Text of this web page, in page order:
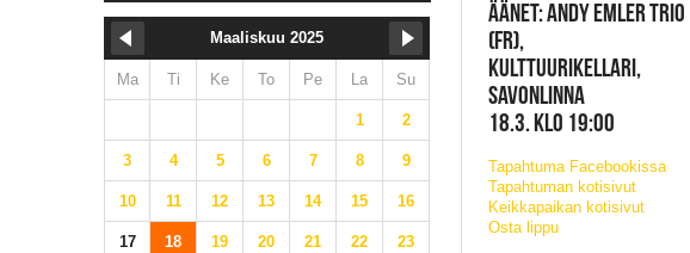
ÄÄNET: ANDY EMLER TRIO
(FR),
KULTTUURIKELLARI,
SAVONLINNA
18.3. KLO 19:00
Tapahtuma Facebookissa
Tapahtuman kotisivut
Keikkapaikan kotisivut
Osta lippu
Maaliskuu 2025
Ma Ti Ke To Pe La Su
1 2
3 4 5 6 7 8 9
10 11 12 13 14 15 16
17 18 19 20 21 22 23